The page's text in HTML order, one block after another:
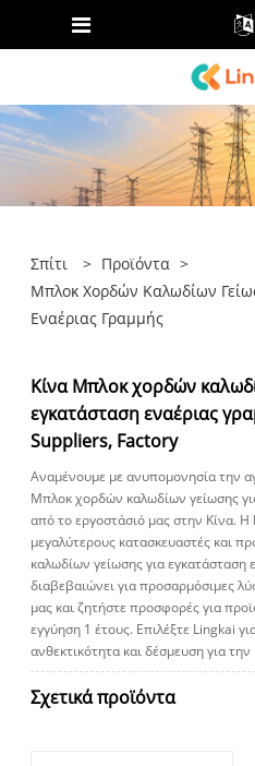
Σπίτι > Προϊόντα >
Μπλοκ Χορδών Καλωδίων
Εναέριας Γραμμής
Κίνα Μπλοκ χορδών
εγκατάσταση εναέριας
Suppliers, Factory
Αναμένουμε με ανυπομονησία την
Μπλοκ χορδών καλωδίων γείωσης
από το εργοστάσιό μας στην Κίνα.
μεγαλύτερους κατασκευαστές και
καλωδίων γείωσης για εγκατάσταση
διαβεβαιώνει για προσαρμόσιμες
μας και ζητήστε προσφορές για
εγγύηση 1 έτους. Επιλέξτε Lingkai
ανθεκτικότητα και δέσμευση για
Σχετικά προϊόντα